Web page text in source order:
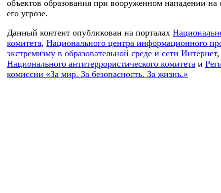
объектов образования при вооруженном нападении на
его угрозе.
Данный контент опубликован на порталах
комитета, Национального центра информационного
экстремизму в образовательной среде и сети Интернет,
Национального антитеррористического комитета и
комиссии «За мир. За безопасность. За жизнь.»